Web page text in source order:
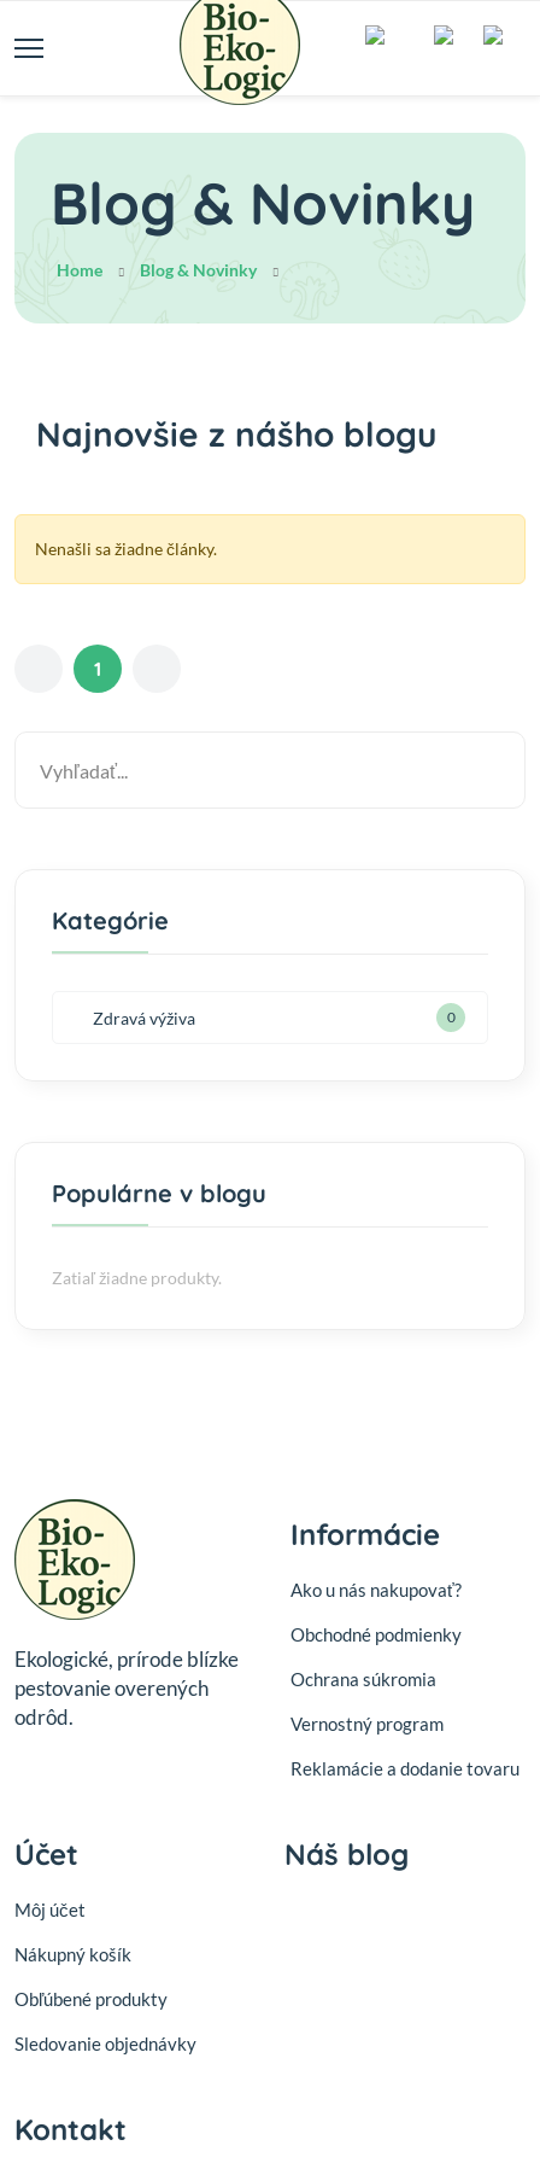
Blog & Novinky
Home Blog & Novinky
Najnovšie z nášho blogu
Nenašli sa žiadne články.
1
Kategórie
Zdravá výživa 0
Populárne v blogu
Zatiaľ žiadne produkty.
Ekologické, prírode blízke
pestovanie overených
odrôd.
Informácie
Ako u nás nakupovať?
Obchodné podmienky
Ochrana súkromia
Vernostný program
Reklamácie a dodanie tovaru
Účet
Môj účet
Nákupný košík
Obľúbené produkty
Sledovanie objednávky
Náš blog
Kontakt